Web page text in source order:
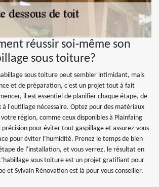
réussir soi-même son
sous toiture?
sous toiture peut sembler intimidant, mais
et de préparation, c'est un projet tout à fait
il est essentiel de planifier chaque étape, de
l'outillage nécessaire. Optez pour des matériaux
région, comme ceux disponibles à Plainfaing
pour éviter tout gaspillage et assurez-vous
pour éviter l’humidité. Prenez le temps de bien
de l'installation, et vous verrez, le résultat en
sous toiture est un projet gratifiant pour
et Sylvain Rénovation est là pour vous conseiller.